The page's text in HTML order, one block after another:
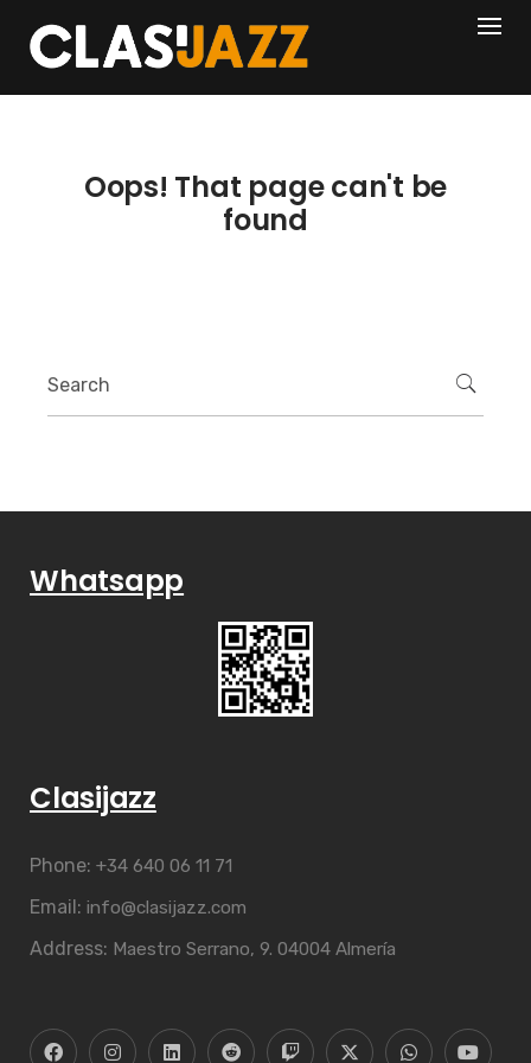
content
404
Oops! That page can't be
found
Whatsapp
Clasijazz
Phone: +34 640 06 11 71
Email: info@clasijazz.com
Address: Maestro Serrano, 9. 04004 Almería